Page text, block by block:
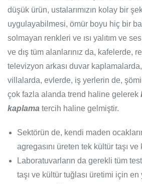
düşük ürün, ustalarımızın kolay bir
uygulayabilmesi, ömür boyu hiç bir
solmayan renkleri ve ısı yalıtım ve
ve dış tüm alanlarınız da, kafelerde,
televizyon arkası duvar
villalarda, evlerde, iş yerlerin de,
çok fazla alanda trend haline gelerek
kaplama tercih haline gelmiştir.
Sektörün de, kendi maden
agregasını üreten tek kültür taşı
Laboratuvarların da gerekli tüm
taşı ve kültür tuğlası üretimi için